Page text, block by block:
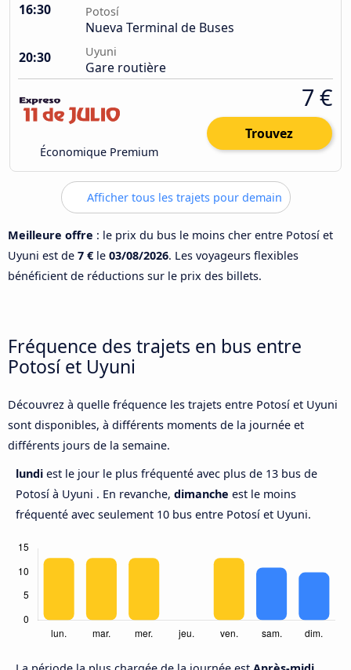
16:30 Potosí
Nueva Terminal de Buses
20:30
Uyuni
Gare routière
Économique Premium
7 €
Trouvez
Afficher tous les trajets pour demain
Meilleure offre : le prix du bus le moins cher entre Potosí et
Uyuni est de 7 € le 03/08/2026. Les voyageurs flexibles
bénéficient de réductions sur le prix des billets.
Fréquence des trajets en bus entre
Potosí et Uyuni
Découvrez à quelle fréquence les trajets entre Potosí et Uyuni
sont disponibles, à différents moments de la journée et
différents jours de la semaine.
lundi est le jour le plus fréquenté avec plus de 13 bus de
Potosí à Uyuni . En revanche, dimanche est le moins
fréquenté avec seulement 10 bus entre Potosí et Uyuni.